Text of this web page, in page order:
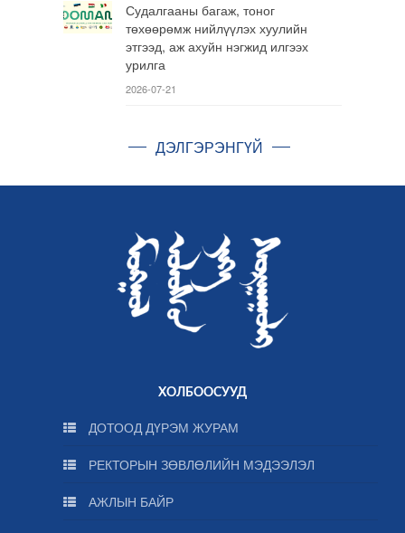
Судалгааны багаж, тоног
төхөөрөмж нийлүүлэх хуулийн
этгээд, аж ахуйн нэгжид илгээх
урилга
2026-07-21
ДЭЛГЭРЭНГҮЙ
ХОЛБООСУУД
ДОТООД ДҮРЭМ ЖУРАМ
РЕКТОРЫН ЗӨВЛӨЛИЙН МЭДЭЭЛЭЛ
АЖЛЫН БАЙР